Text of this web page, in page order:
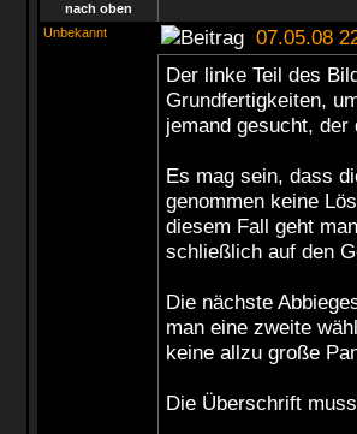
nach oben
Unbekannt
07.05.08
Der linke Teil des
Grundfertigkeiten,
jemand gesucht,
Es mag sein, dass
genommen keine
diesem Fall geht
schließlich auf den
Die nächste
man eine zweite
keine allzu große
Die Überschrift